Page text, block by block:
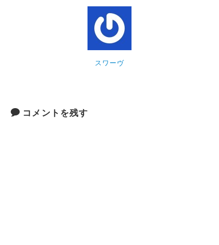
スワーヴ
コメントを残す